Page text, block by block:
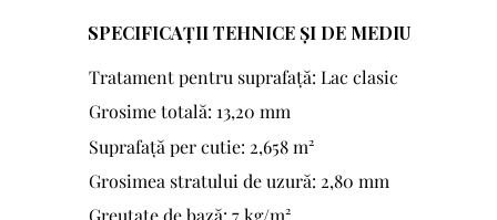
SPECIFICAȚII TEHNICE ȘI DE MEDIU
Tratament pentru suprafață: Lac clasic
Grosime totală: 13,20 mm
Suprafață per cutie: 2,658 m²
Grosimea stratului de uzură: 2,80 mm
Greutate de bază: 7 kg/m²